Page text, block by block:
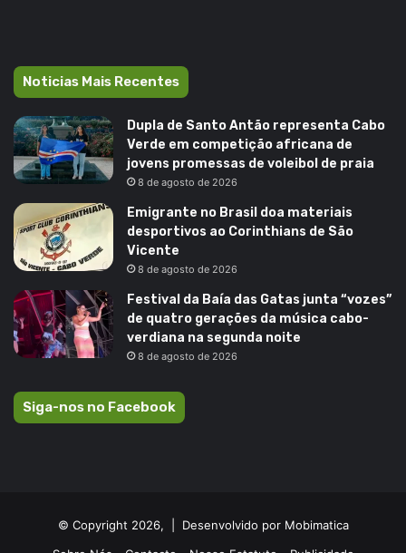
Noticias Mais Recentes
Dupla de Santo Antão representa Cabo
Verde em competição africana de
jovens promessas de voleibol de praia
8 de agosto de 2026
Emigrante no Brasil doa materiais
desportivos ao Corinthians de São
Vicente
8 de agosto de 2026
Festival da Baía das Gatas junta “vozes”
de quatro gerações da música cabo-
verdiana na segunda noite
8 de agosto de 2026
Siga-nos no Facebook
© Copyright 2026, | Desenvolvido por Mobimatica